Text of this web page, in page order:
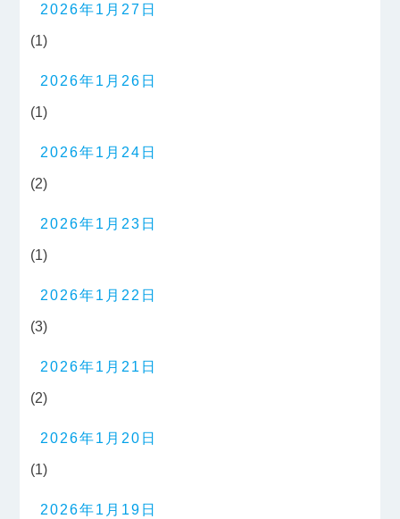
2026年1月27日
(1)
2026年1月26日
(1)
2026年1月24日
(2)
2026年1月23日
(1)
2026年1月22日
(3)
2026年1月21日
(2)
2026年1月20日
(1)
2026年1月19日